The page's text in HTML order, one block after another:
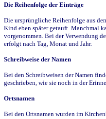
Die Reihenfolge der Einträge
Die ursprüngliche Reihenfolge aus
Kind eben später getauft. Manchmal
vorgenommen. Bei der Verwendung
erfolgt nach Tag, Monat und Jahr.
Schreibweise der Namen
Bei den Schreibweisen der Namen
geschrieben, wie sie noch in der
Ortsnamen
Bei den Ortsnamen wurden im